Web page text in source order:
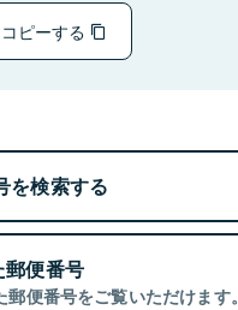
ピーする
を検索する
便番号
便番号をご覧いただけます。